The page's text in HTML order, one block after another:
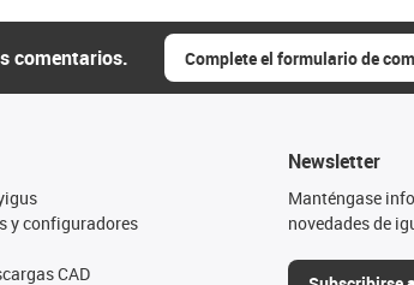
comentarios. Complete el formulario de
y configuradores
CAD
Newsletter
Manténgase
novedades de